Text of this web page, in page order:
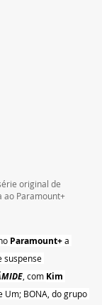
original de
ao Paramount+
Paramount+ a
suspense
, com Kim
Um; BONA, do grupo